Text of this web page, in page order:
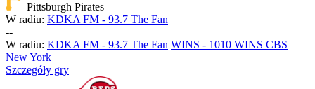
Pittsburgh Pirates
W radiu: KDKA FM - 93.7 The Fan
--
W radiu: KDKA FM - 93.7 The Fan WINS - 1010 WINS CBS
New York
Szczegóły gry